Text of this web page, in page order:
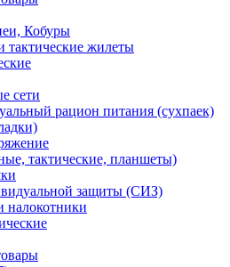
Кобуры
тактические жилеты
сети
рацион питания (сухпаек)
тактические, планшеты)
защиты (СИЗ)
налокотники